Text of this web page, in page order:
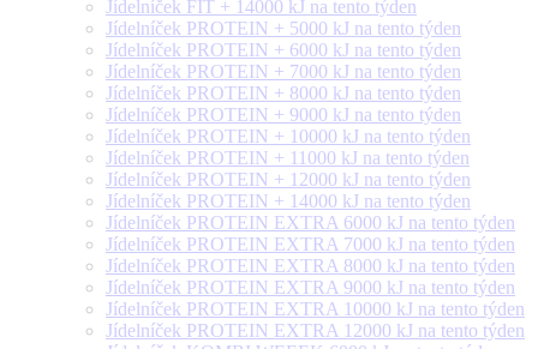
Jídelníček FIT + 14000 kJ na tento týden
Jídelníček PROTEIN + 5000 kJ na tento týden
Jídelníček PROTEIN + 6000 kJ na tento týden
Jídelníček PROTEIN + 7000 kJ na tento týden
Jídelníček PROTEIN + 8000 kJ na tento týden
Jídelníček PROTEIN + 9000 kJ na tento týden
Jídelníček PROTEIN + 10000 kJ na tento týden
Jídelníček PROTEIN + 11000 kJ na tento týden
Jídelníček PROTEIN + 12000 kJ na tento týden
Jídelníček PROTEIN + 14000 kJ na tento týden
Jídelníček PROTEIN EXTRA 6000 kJ na tento týden
Jídelníček PROTEIN EXTRA 7000 kJ na tento týden
Jídelníček PROTEIN EXTRA 8000 kJ na tento týden
Jídelníček PROTEIN EXTRA 9000 kJ na tento týden
Jídelníček PROTEIN EXTRA 10000 kJ na tento týden
Jídelníček PROTEIN EXTRA 12000 kJ na tento týden